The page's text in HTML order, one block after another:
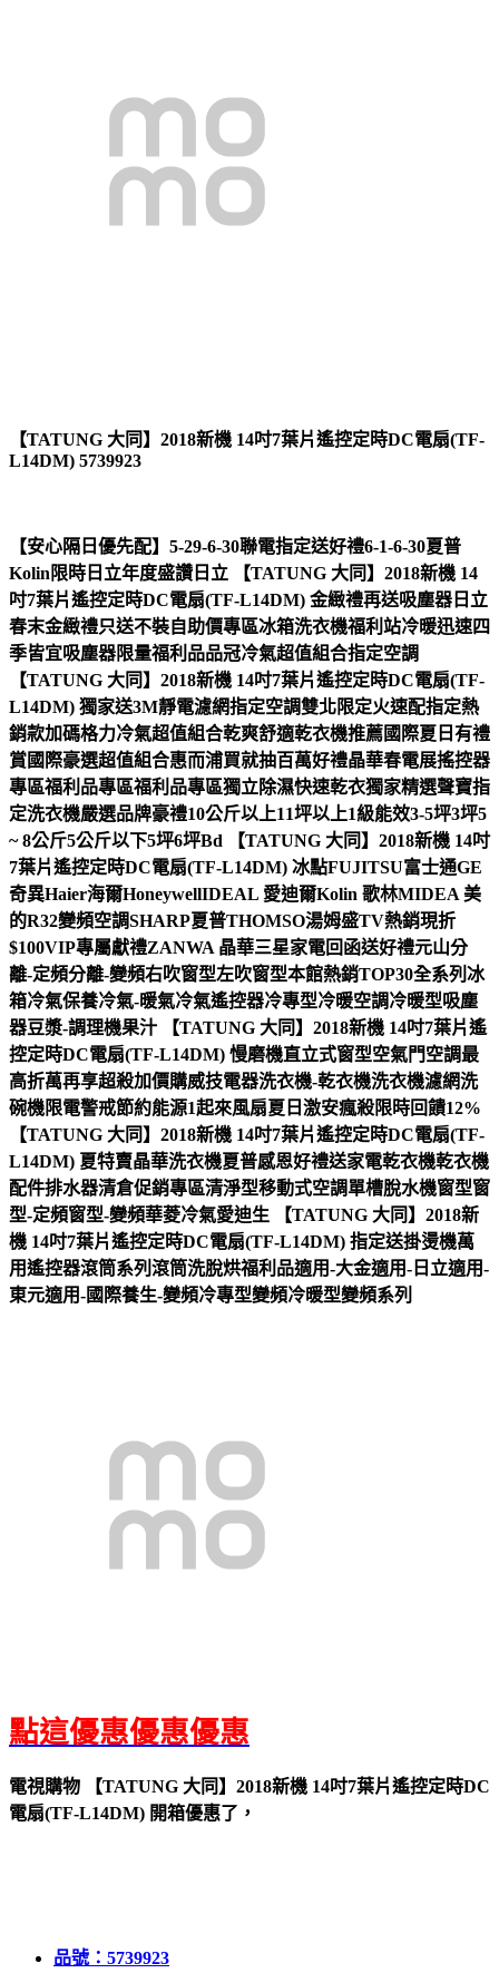
【TATUNG 大同】2018新機 14吋7葉片遙控定時DC電扇(TF-
L14DM) 5739923
【安心隔日優先配】5-29-6-30聯電指定送好禮6-1-6-30夏普
Kolin限時日立年度盛讚日立 【TATUNG 大同】2018新機 14
吋7葉片遙控定時DC電扇(TF-L14DM) 金緻禮再送吸塵器日立
春末金緻禮只送不裝自助價專區冰箱洗衣機福利站冷暖迅速四
季皆宜吸塵器限量福利品品冠冷氣超值組合指定空調
【TATUNG 大同】2018新機 14吋7葉片遙控定時DC電扇(TF-
L14DM) 獨家送3M靜電濾網指定空調雙北限定火速配指定熱
銷款加碼格力冷氣超值組合乾爽舒適乾衣機推薦國際夏日有禮
賞國際豪選超值組合惠而浦買就抽百萬好禮晶華春電展搖控器
專區福利品專區福利品專區獨立除濕快速乾衣獨家精選聲寶指
定洗衣機嚴選品牌豪禮10公斤以上11坪以上1級能效3-5坪3坪5
~ 8公斤5公斤以下5坪6坪Bd 【TATUNG 大同】2018新機 14吋
7葉片遙控定時DC電扇(TF-L14DM) 冰點FUJITSU富士通GE
奇異Haier海爾HoneywellIDEAL 愛迪爾Kolin 歌林MIDEA 美
的R32變頻空調SHARP夏普THOMSO湯姆盛TV熱銷現折
$100VIP專屬獻禮ZANWA 晶華三星家電回函送好禮元山分
離-定頻分離-變頻右吹窗型左吹窗型本館熱銷TOP30全系列冰
箱冷氣保養冷氣-暖氣冷氣遙控器冷專型冷暖空調冷暖型吸塵
器豆漿-調理機果汁 【TATUNG 大同】2018新機 14吋7葉片遙
控定時DC電扇(TF-L14DM) 慢磨機直立式窗型空氣門空調最
高折萬再享超殺加價購威技電器洗衣機-乾衣機洗衣機濾網洗
碗機限電警戒節約能源1起來風扇夏日激安瘋殺限時回饋12%
【TATUNG 大同】2018新機 14吋7葉片遙控定時DC電扇(TF-
L14DM) 夏特賣晶華洗衣機夏普感恩好禮送家電乾衣機乾衣機
配件排水器清倉促銷專區清淨型移動式空調單槽脫水機窗型窗
型-定頻窗型-變頻華菱冷氣愛迪生 【TATUNG 大同】2018新
機 14吋7葉片遙控定時DC電扇(TF-L14DM) 指定送掛燙機萬
用遙控器滾筒系列滾筒洗脫烘福利品適用-大金適用-日立適用-
東元適用-國際養生-變頻冷專型變頻冷暖型變頻系列
點這優惠優惠優惠
電視購物 【TATUNG 大同】2018新機 14吋7葉片遙控定時DC
電扇(TF-L14DM) 開箱優惠了，
品號：5739923